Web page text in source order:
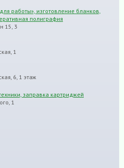
работы», изготовление бланков,
полиграфия
15, 3
1
6, 1 этаж
заправка картриджей
1